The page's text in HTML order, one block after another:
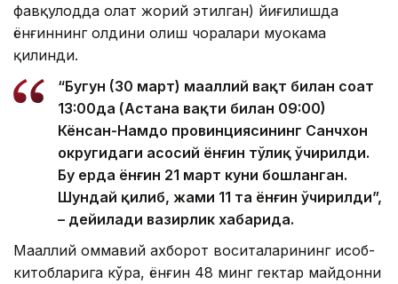
фавқулодда ҳолат жорий этилган) йиғилишда
ёнғиннинг олдини олиш чоралари муҳокама
қилинди.
“Бугун (30 март) маҳаллий вақт билан соат
13:00да (Астана вақти билан 09:00)
Кёнсан-Намдо провинциясининг Санчхон
округидаги асосий ёнғин тўлиқ ўчирилди.
Бу ерда ёнғин 21 март куни бошланган.
Шундай қилиб, жами 11 та ёнғин ўчирилди”,
– дейилади вазирлик хабарида.
Маҳаллий оммавий ахборот воситаларининг ҳисоб-
китобларига кўра, ёнғин 48 минг гектар майдонни